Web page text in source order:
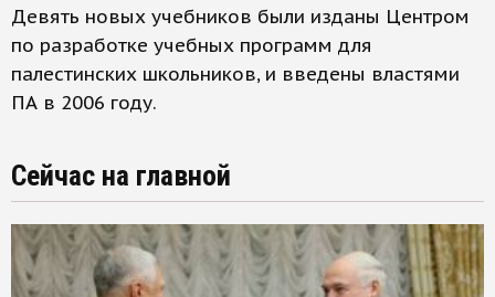
Девять новых учебников были изданы Центром
по разработке учебных программ для
палестинских школьников, и введены властями
ПА в 2006 году.
Сейчас на главной